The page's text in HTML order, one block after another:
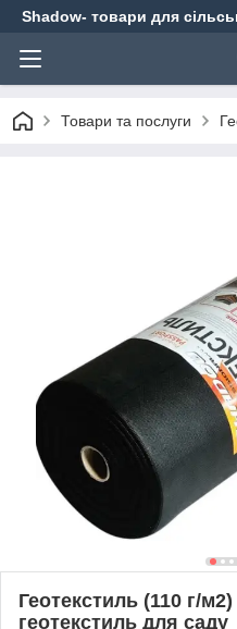
Shadow- товари для
Товари та послуги
Геотекстиль (110 г/
геотекстиль для саду